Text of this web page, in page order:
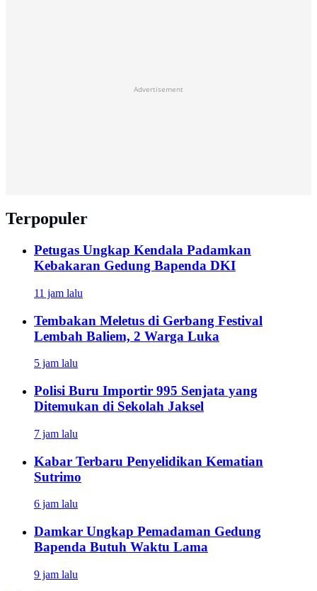
Advertisement
Terpopuler
Petugas Ungkap Kendala Padamkan
Kebakaran Gedung Bapenda DKI
11 jam lalu
Tembakan Meletus di Gerbang Festival
Lembah Baliem, 2 Warga Luka
5 jam lalu
Polisi Buru Importir 995 Senjata yang
Ditemukan di Sekolah Jaksel
7 jam lalu
Kabar Terbaru Penyelidikan Kematian
Sutrimo
6 jam lalu
Damkar Ungkap Pemadaman Gedung
Bapenda Butuh Waktu Lama
9 jam lalu